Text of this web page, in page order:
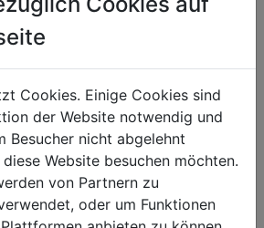
in L
in mm
in mm
300
Vibrationen:
Cookies. Einige Cookies sind
der Website notwendig und
Besucher nicht abgelehnt
Website besuchen möchten.
von Partnern zu
oder um Funktionen